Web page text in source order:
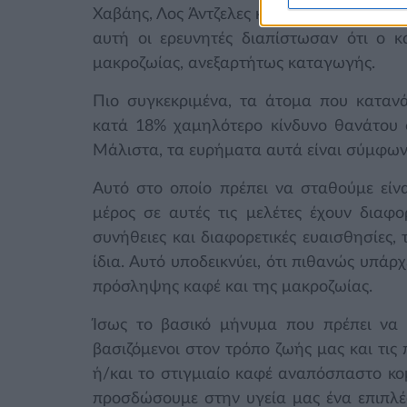
Χαβάης, Λος Άντζελες και Καλιφόρνια,
αυτή οι ερευνητές διαπίστωσαν ότι ο
μακροζωίας, ανεξαρτήτως καταγωγής.
Πιο συγκεκριμένα, τα άτομα που
κατά 18% χαμηλότερο κίνδυνο
Μάλιστα, τα ευρήματα αυτά είναι
Αυτό στο οποίο πρέπει να σταθούμε
μέρος σε αυτές τις μελέτες έχουν
συνήθειες και διαφορετικές
ίδια. Αυτό υποδεικνύει, ότι πιθανώς
πρόσληψης καφέ και της μακροζωίας.
Ίσως το βασικό μήνυμα που πρέπει να
βασιζόμενοι στον τρόπο ζωής μας και
ή/και το στιγμιαίο καφέ αναπόσπαστο
προσδώσουμε στην υγεία μας ένα